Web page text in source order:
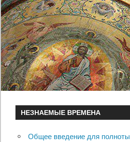
НЕЗНАЕМЫЕ ВРЕМЕНА
Общее введение для полноты